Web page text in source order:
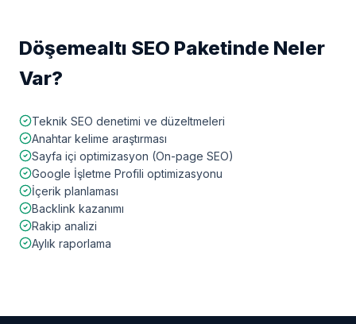
Döşemealtı SEO Paketinde Neler
Var?
Teknik SEO denetimi ve düzeltmeleri
Anahtar kelime araştırması
Sayfa içi optimizasyon (On-page SEO)
Google İşletme Profili optimizasyonu
İçerik planlaması
Backlink kazanımı
Rakip analizi
Aylık raporlama